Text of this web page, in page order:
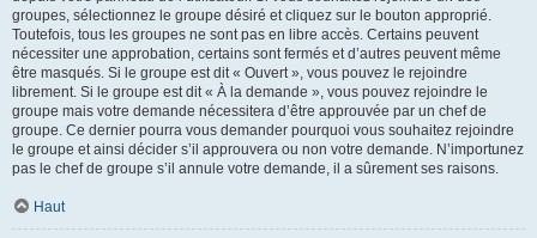
groupes, sélectionnez le groupe désiré et cliquez sur le bouton approprié.
Toutefois, tous les groupes ne sont pas en libre accès. Certains peuvent
nécessiter une approbation, certains sont fermés et d’autres peuvent même
être masqués. Si le groupe est dit « Ouvert », vous pouvez le rejoindre
librement. Si le groupe est dit « À la demande », vous pouvez rejoindre le
groupe mais votre demande nécessitera d’être approuvée par un chef de
groupe. Ce dernier pourra vous demander pourquoi vous souhaitez rejoindre
le groupe et ainsi décider s’il approuvera ou non votre demande. N’importunez
pas le chef de groupe s’il annule votre demande, il a sûrement ses raisons.
Haut